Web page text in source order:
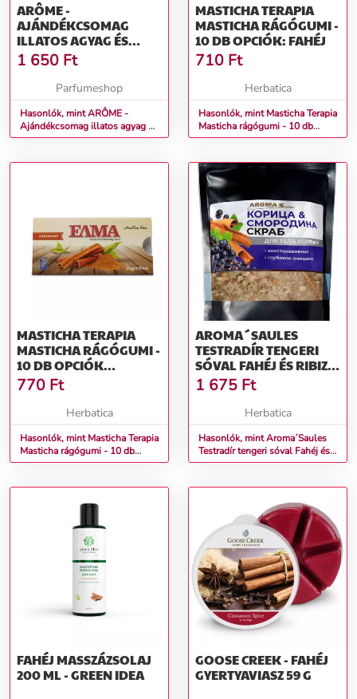
ARÔME -
AJÁNDÉKCSOMAG
ILLATOS AGYAG ÉS
ILLAT SPRÉ 3 ML ALMA
ÉS FAHÉJ ILLATOS
AGYAG + ILLAT SPRÉ
1 650 Ft
Parfumeshop
Hasonlók, mint ARÔME -
Ajándékcsomag illatos agyag és
illat spré 3 ml Alma és fahéj
MASTICHA TERAPIA
MASTICHA RÁGÓGUMI -
10 DB OPCIÓK: FAHÉJ
710 Ft
Herbatica
Hasonlók, mint Masticha Terapia
Masticha rágógumi - 10 db
Opciók: Fahéj
MASTICHA TERAPIA
MASTICHA RÁGÓGUMI -
10 DB OPCIÓK
(PRÍCHUŤ): FAHÉJ
770 Ft
Herbatica
Hasonlók, mint Masticha Terapia
Masticha rágógumi - 10 db
Opciók (Príchuť): Fahéj
AROMA´SAULES
TESTRADÍR TENGERI
SÓVAL FAHÉJ ÉS RIBIZLI
- 400 G -
AROMA'SAULES
1 675 Ft
Herbatica
Hasonlók, mint Aroma´Saules
Testradír tengeri sóval Fahéj és
ribizli - 400 g - Aroma'Saules
FAHÉJ MASSZÁZSOLAJ
200 ML - GREEN IDEA
GOOSE CREEK - FAHÉJ
GYERTYAVIASZ 59 G